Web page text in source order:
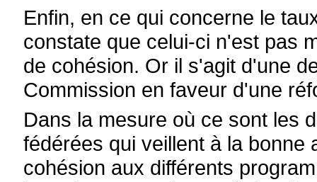
Enfin, en ce qui concerne le
constate que celui-ci n'est pas
de cohésion. Or il s'agit d'une
Commission en faveur d'une
Dans la mesure où ce sont les
fédérées qui veillent à la bonne
cohésion aux différents